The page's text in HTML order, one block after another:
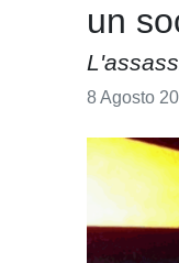
un
8 Agosto